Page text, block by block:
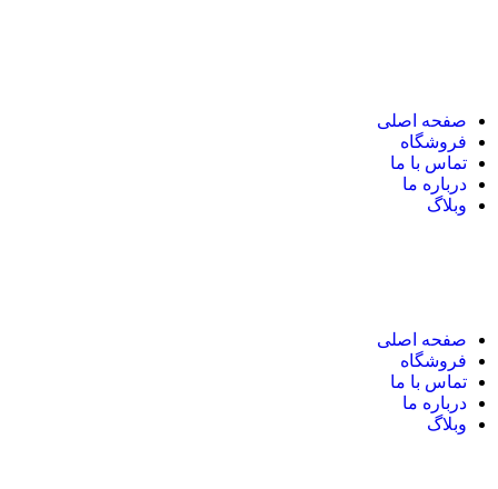
صفحه اصلی
فروشگاه
تماس با ما
درباره ما
وبلاگ
صفحه اصلی
فروشگاه
تماس با ما
درباره ما
وبلاگ